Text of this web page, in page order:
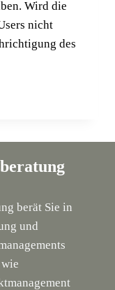
Wird die
nicht
des
berät Sie in
und